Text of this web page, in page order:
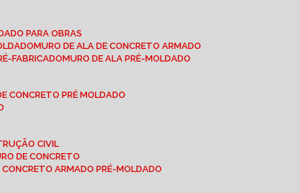
PARA OBRAS
MURO DE ALA DE CONCRETO ARMADO
FABRICADO
MURO DE ALA PRÉ-MOLDADO
CONCRETO PRÉ MOLDADO
CIVIL
DE CONCRETO
CONCRETO ARMADO PRÉ-MOLDADO